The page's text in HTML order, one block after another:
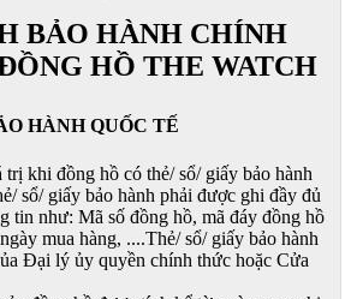
BẢO HÀNH CHÍNH
HỒ THE WATCH
HÀNH QUỐC TẾ
khi đồng hồ có thẻ/ sổ/ giấy bảo hành
sổ/ giấy bảo hành phải được ghi đầy đủ
tin như: Mã số đồng hồ, mã đáy đồng hồ
mua hàng, ....Thẻ/ sổ/ giấy bảo hành
Đại lý ủy quyền chính thức hoặc Cửa